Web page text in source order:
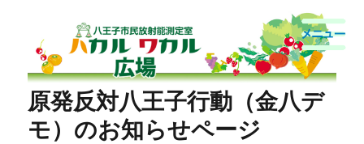
原発反対八王子行動（金八デ
モ）のお知らせページ